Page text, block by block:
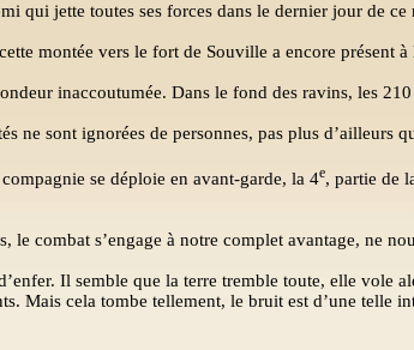
qui jette toutes ses forces dans le dernier jour de ce
montée vers le fort de Souville a encore présent à
inaccoutumée. Dans le fond des ravins, les
ne sont ignorées de personnes, pas plus d’ailleurs
compagnie se déploie en avant-garde, la 4e, partie de
combat s’engage à notre complet avantage, ne
Il semble que la terre tremble toute, elle vole
Mais cela tombe tellement, le bruit est d’une telle